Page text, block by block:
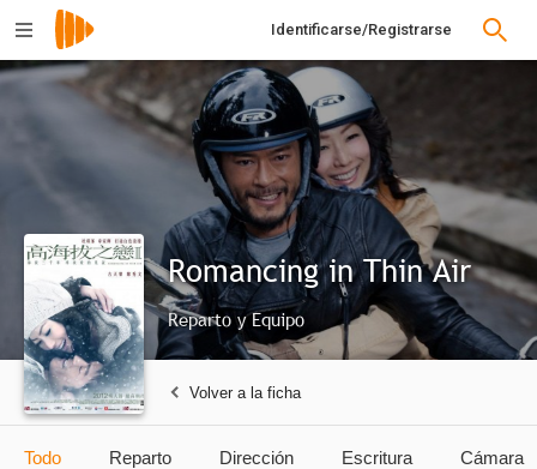
Identificarse/Registrarse
Romancing in Thin Air
Reparto y Equipo
Volver a la ficha
Todo Reparto Dirección Escritura Cámara